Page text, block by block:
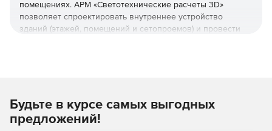
помещениях. АРМ «Светотехнические расчеты 3D»
позволяет спроектировать внутреннее устройство
зданий (этажей, помещений и сетопроемов) и провести
Результаты расчетов представлены в виде подробных
отчетов и чертежей, пригодных для ручной проверки в
Будьте в курсе самых выгодных
предложений!